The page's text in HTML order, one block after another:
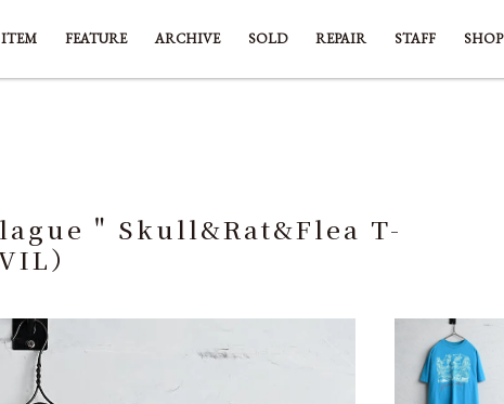
ITEM FEATURE ARCHIVE SOLD REPAIR STAFF SHOP
" Skull&Rat&Flea T-
）